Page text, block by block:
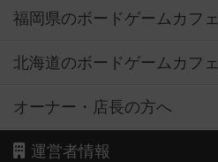
福岡県のボードゲームカフェ
北海道のボードゲームカフェ
オーナー・店長の方へ
運営者情報